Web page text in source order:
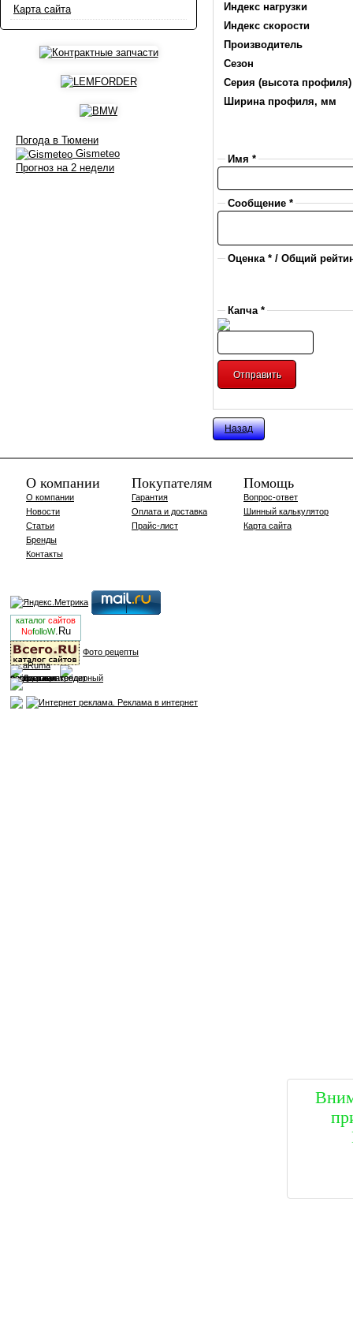
Карта сайта
Погода в Тюмени
Gismeteo
Прогноз на 2 недели
Индекс нагрузки
Индекс скорости
Производитель
Сезон
Серия (высота профиля)
Ширина профиля, мм
Имя *
Сообщение *
Оценка * / Общий
Капча *
Назад
О компании
О компании
Новости
Статьи
Бренды
Контакты
Покупателям
Гарантия
Оплата и доставка
Прайс-лист
Помощь
Вопрос-ответ
Шинный калькулятор
Карта сайта
каталог сайтов
NofolloW.Ru
Фото рецепты